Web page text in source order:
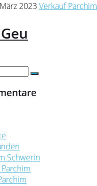
2023 Verkauf Parchim
Schwerin